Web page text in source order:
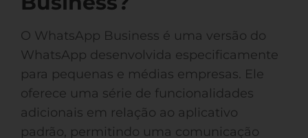
O WhatsApp Business é uma versão do
WhatsApp desenvolvida especificamente
para pequenas e médias empresas. Ele
oferece uma série de funcionalidades
adicionais em relação ao aplicativo
padrão, permitindo uma comunicação